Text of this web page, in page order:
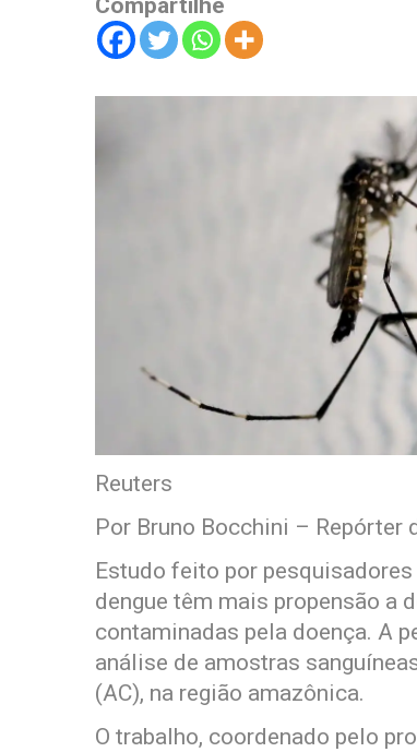
Compartilhe
Reuters
Por Bruno Bocchini – Repórter
Estudo feito por
dengue têm mais propensão a
contaminadas pela doença. A
análise de amostras
(AC), na região amazônica.
O trabalho, coordenado pelo